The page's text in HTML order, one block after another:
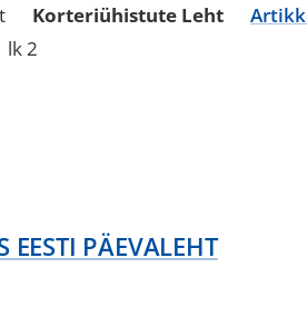
Korteriühistute Leht
2
EESTI PÄEVALEHT